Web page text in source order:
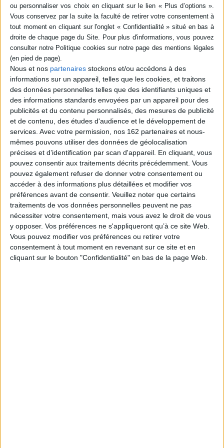
Nous et nos partenaires stockons et/ou accédons à des
informations sur un appareil, telles que les cookies, et traitons
des données personnelles telles que des identifiants uniques et
des informations standards envoyées par un appareil pour des
publicités et du contenu personnalisés, des mesures de publicité
et de contenu, des études d'audience et le développement de
services. Avec votre permission, nos 162 partenaires et nous-
mêmes pouvons utiliser des données de géolocalisation
précises et d’identification par scan d'appareil. En cliquant, vous
pouvez consentir aux traitements décrits précédemment. Vous
pouvez également refuser de donner votre consentement ou
accéder à des informations plus détaillées et modifier vos
préférences avant de consentir. Veuillez noter que certains
traitements de vos données personnelles peuvent ne pas
nécessiter votre consentement, mais vous avez le droit de vous
y opposer. Vos préférences ne s'appliqueront qu’à ce site Web.
Vous pouvez modifier vos préférences ou retirer votre
consentement à tout moment en revenant sur ce site et en
cliquant sur le bouton "Confidentialité" en bas de la page Web.
collectifs artistiques) de la scène musicale underground française comme
Fille qui Mousse, Ilitch, Ruth, Etant Donnés, Toupidek Limonade, Sister
Iodine ou encore Henri Chopin et Isidore Isou. ©Electre 2026
Fiche Technique
Paru le : 01/03/2017
Thématique : POP - ROCK
Auteur(s) :Auteur :Philippe Robert
Éditeur(s) :
Lenka lente
Collection(s) :Non précisé.
Contributeur(s) :Préfacier : Guillaume Belhomme
Série(s) : Agitation frite
ISBN : 979-10-94601-12-9
EAN13 : 9791094601129
Reliure : Broché
Pages : 379
Hauteur: 20.0 cm / Largeur 15.0 cm
Épaisseur: 3.2 cm
Poids: 492 g